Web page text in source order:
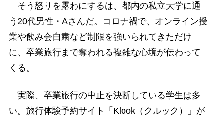
そう怒りを露わにするは、都内の私立大学に通
う20代男性・Aさんだ。コロナ禍で、オンライン授
業や飲み会自粛など制限を強いられてきただけ
に、卒業旅行まで奪われる複雑な心境が伝わって
くる。
実際、卒業旅行の中止を決断している学生は多
い。旅行体験予約サイト「Klook（クルック）」が